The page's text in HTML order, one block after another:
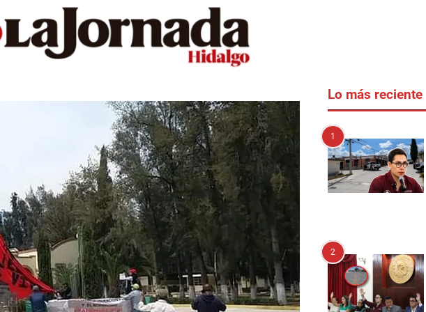
Lo más reciente
1
2